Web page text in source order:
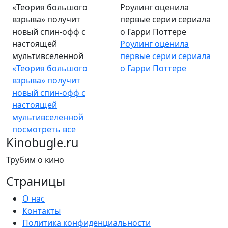
«Теория большого
взрыва» получит
новый спин-офф с
настоящей
мультивселенной
«Теория большого
взрыва» получит
новый спин-офф с
настоящей
мультивселенной
Роулинг оценила
первые серии сериала
о Гарри Поттере
Роулинг оценила
первые серии сериала
о Гарри Поттере
посмотреть все
Kinobugle.ru
Трубим о кино
Страницы
О нас
Контакты
Политика конфиденциальности